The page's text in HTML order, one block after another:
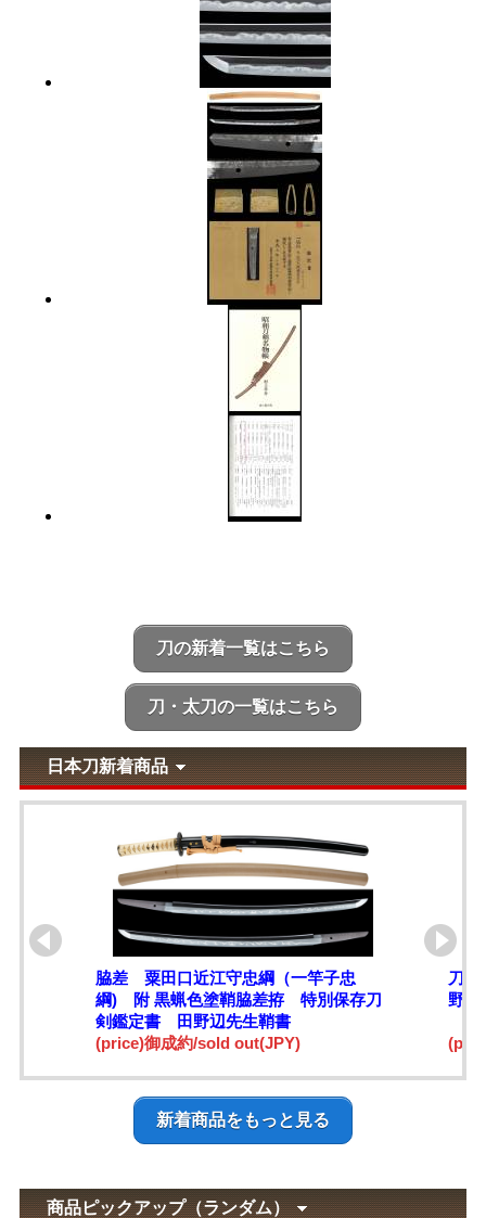
刀の新着一覧はこちら
刀・太刀の一覧はこちら
日本刀新着商品
脇差 粟田口近江守忠綱（一竿子忠
綱) 附 黒蝋色塗鞘脇差拵 特別保存刀
剣鑑定書 田野辺先生鞘書
(price)御成約/sold out(JPY)
刀
野辺
新着商品をもっと見る
商品ピックアップ（ランダム）